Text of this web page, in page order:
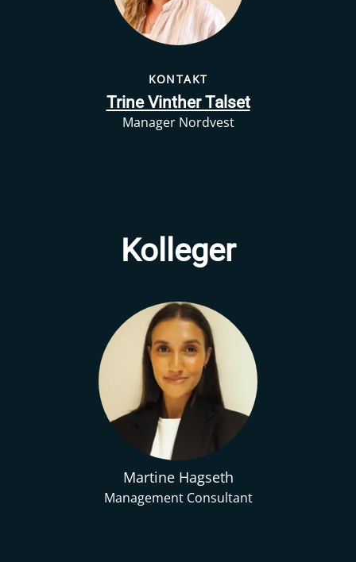
KONTAKT
Trine Vinther Talset
Manager Nordvest
Kolleger
Martine Hagseth
Management Consultant